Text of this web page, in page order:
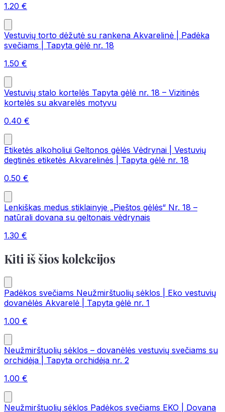
1.20 €
Vestuvių torto dėžutė su rankena Akvarelinė | Padėka
svečiams | Tapyta gėlė nr. 18
1.50 €
Vestuvių stalo kortelės Tapyta gėlė nr. 18 – Vizitinės
kortelės su akvarelės motyvu
0.40 €
Etiketės alkoholiui Geltonos gėlės Vėdrynai | Vestuvių
degtinės etiketės Akvarelinės | Tapyta gėlė nr. 18
0.50 €
Lenkiškas medus stiklainyje „Pieštos gėlės“ Nr. 18 –
natūrali dovana su geltonais vėdrynais
1.30 €
Kiti iš šios kolekcijos
Padėkos svečiams Neužmirštuolių sėklos | Eko vestuvių
dovanėlės Akvarelė | Tapyta gėlė nr. 1
1.00 €
Neužmirštuolių sėklos – dovanėlės vestuvių svečiams su
orchidėja | Tapyta orchidėja nr. 2
1.00 €
Neužmirštuolių sėklos Padėkos svečiams EKO | Dovana